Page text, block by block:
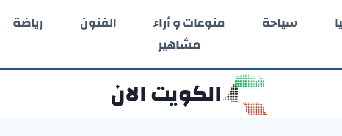
سياحة منوعات و أراء الفنون رياضة
مشاهير
الكويت الان